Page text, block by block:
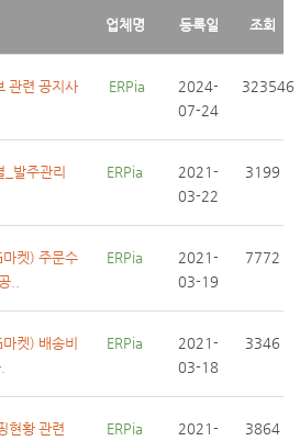
업체명 등록일 조회
관련 공지사
ERPia
2024-
07-24
323546
_발주관리
ERPia
2021-
03-22
3199
켓) 주문수
..
ERPia
2021-
03-19
7772
켓) 배송비
ERPia
2021-
03-18
3346
현황 관련
ERPia
2021-
3864